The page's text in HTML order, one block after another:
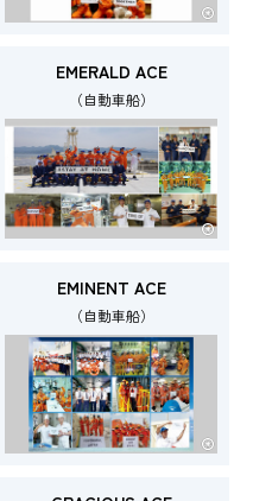
EMERALD ACE
（自動車船）
EMINENT ACE
（自動車船）